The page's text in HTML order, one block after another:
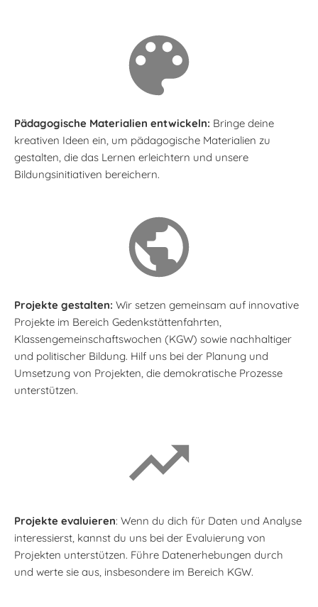
Pädagogische Materialien entwickeln: Bringe deine
kreativen Ideen ein, um pädagogische Materialien zu
gestalten, die das Lernen erleichtern und unsere
Bildungsinitiativen bereichern.
Projekte gestalten: Wir setzen gemeinsam auf innovative
Projekte im Bereich Gedenkstättenfahrten,
Klassengemeinschaftswochen (KGW) sowie nachhaltiger
und politischer Bildung. Hilf uns bei der Planung und
Umsetzung von Projekten, die demokratische Prozesse
unterstützen.
Projekte evaluieren: Wenn du dich für Daten und Analyse
interessierst, kannst du uns bei der Evaluierung von
Projekten unterstützen. Führe Datenerhebungen durch
und werte sie aus, insbesondere im Bereich KGW.